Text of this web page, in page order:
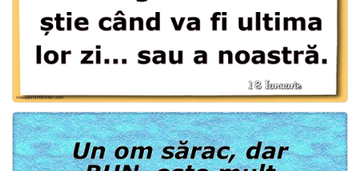
Invitatii personalizate
Conecteaza-te